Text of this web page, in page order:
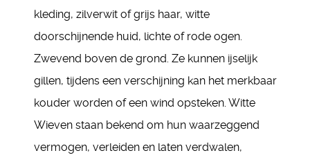
kleding, zilverwit of grijs haar, witte
doorschijnende huid, lichte of rode ogen.
Zwevend boven de grond. Ze kunnen ijselijk
gillen, tijdens een verschijning kan het merkbaar
kouder worden of een wind opsteken. Witte
Wieven staan bekend om hun waarzeggend
vermogen, verleiden en laten verdwalen,